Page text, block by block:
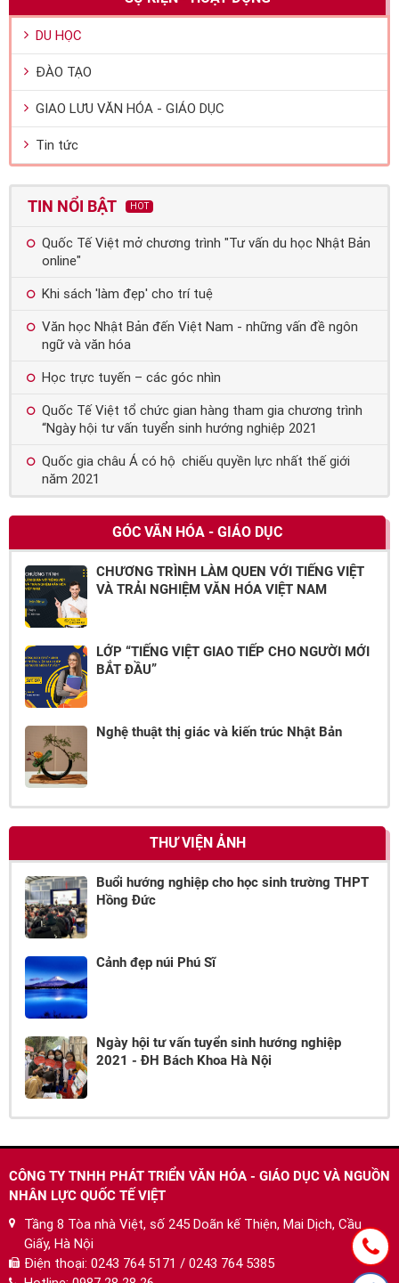
DU HỌC
ĐÀO TẠO
GIAO LƯU VĂN HÓA - GIÁO DỤC
Tin tức
TIN NỔI BẬT HOT
Quốc Tế Việt mở chương trình "Tư vấn du học Nhật Bản
online"
Khi sách 'làm đẹp' cho trí tuệ
Văn học Nhật Bản đến Việt Nam - những vấn đề ngôn
ngữ và văn hóa
Học trực tuyến – các góc nhìn
Quốc Tế Việt tổ chức gian hàng tham gia chương trình
“Ngày hội tư vấn tuyển sinh hướng nghiệp 2021
Quốc gia châu Á có hộ chiếu quyền lực nhất thế giới
năm 2021
GÓC VĂN HÓA - GIÁO DỤC
CHƯƠNG TRÌNH LÀM QUEN VỚI TIẾNG VIỆT
VÀ TRẢI NGHIỆM VĂN HÓA VIỆT NAM
LỚP “TIẾNG VIỆT GIAO TIẾP CHO NGƯỜI MỚI
BẮT ĐẦU”
Nghệ thuật thị giác và kiến trúc Nhật Bản
THƯ VIỆN ẢNH
Buổi hướng nghiệp cho học sinh trường THPT
Hồng Đức
Cảnh đẹp núi Phú Sĩ
Ngày hội tư vấn tuyển sinh hướng nghiệp
2021 - ĐH Bách Khoa Hà Nội
CÔNG TY TNHH PHÁT TRIỂN VĂN HÓA - GIÁO DỤC VÀ NGUỒN
NHÂN LỰC QUỐC TẾ VIỆT
Tầng 8 Tòa nhà Việt, số 245 Doãn kế Thiện, Mai Dịch, Cầu
Giấy, Hà Nội
Điện thoại: 0243 764 5171 / 0243 764 5385